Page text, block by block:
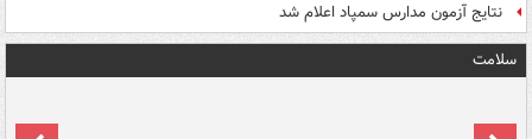
نتایج آزمون مدارس سمپاد اعلام شد
سلامت